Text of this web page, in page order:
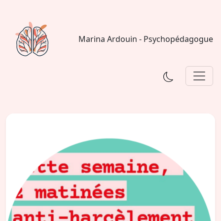
Marina Ardouin - Psychopédagogue